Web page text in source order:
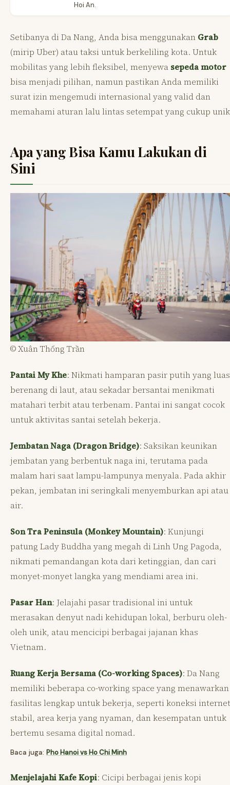
Hoi An.
Setibanya di Da Nang, Anda bisa menggunakan Grab
(mirip Uber) atau taksi untuk berkeliling kota. Untuk
mobilitas yang lebih fleksibel, menyewa sepeda motor
bisa menjadi pilihan, namun pastikan Anda memiliki
surat izin mengemudi internasional yang valid dan
memahami aturan lalu lintas setempat yang cukup
Apa yang Bisa Kamu Lakukan di
Sini
© Xuân Thống Trần
Pantai My Khe: Nikmati hamparan pasir putih yang
berenang di laut, atau sekadar bersantai menikmati
matahari terbit atau terbenam. Pantai ini sangat cocok
untuk aktivitas santai setelah bekerja.
Jembatan Naga (Dragon Bridge): Saksikan keunikan
jembatan yang berbentuk naga ini, terutama pada
malam hari saat lampu-lampunya menyala. Pada akhir
pekan, jembatan ini seringkali menyemburkan api atau
air.
Son Tra Peninsula (Monkey Mountain): Kunjungi
patung Lady Buddha yang megah di Linh Ung Pagoda,
nikmati pemandangan kota dari ketinggian, dan cari
monyet-monyet langka yang mendiami area ini.
Pasar Han: Jelajahi pasar tradisional ini untuk
merasakan denyut nadi kehidupan lokal, berburu oleh-
oleh unik, atau mencicipi berbagai jajanan khas
Vietnam.
Ruang Kerja Bersama (Co-working Spaces): Da Nang
memiliki beberapa co-working space yang menawarkan
fasilitas lengkap untuk bekerja, seperti koneksi internet
stabil, area kerja yang nyaman, dan kesempatan untuk
bertemu sesama digital nomad.
Baca juga: Pho Hanoi vs Ho Chi Minh
Menjelajahi Kafe Kopi: Cicipi berbagai jenis kopi